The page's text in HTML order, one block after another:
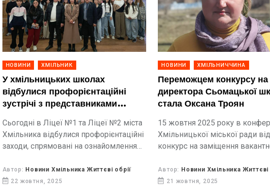
НОВИНИ ХМІЛЬНИК
У хмільницьких школах
відбулися профорієнтаційні
зустрічі з представниками
закладів
Сьогодні в Ліцеї №1 та Ліцеї №2 міста
Хмільника відбулися профорієнтаційні
заходи, спрямовані на ознайомлення
вступу та перевагами навчання у
Вищих військових навчальних
Автор: Новини Хмільника Життєві обрії
22 жовтня, 2025
НОВИНИ ХМІЛЬНИЧЧИНА
Переможцем конкурсу на
директора Сьомацької
стала Оксана Троян
15 жовтня 2025 року в
Хмільницької міської ради
конкурс на заміщення
Автор: Новини Хмільника Життєві
21 жовтня, 2025